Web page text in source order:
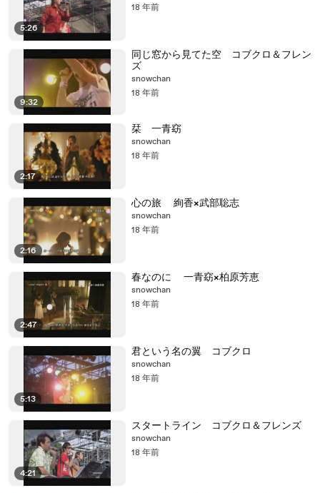
5:26
18 年前
9:32
同じ窓から見てた空 コブクロ＆フレン
ズ
snowchan
18 年前
2:17
栞 一青窈
snowchan
18 年前
2:16
心の旅 絢香×武部聡志
snowchan
18 年前
2:47
春なのに 一青窈×柏原芳恵
snowchan
18 年前
5:13
君という名の翼 コブクロ
snowchan
18 年前
4:21
スタートライン コブクロ＆フレンズ
snowchan
18 年前